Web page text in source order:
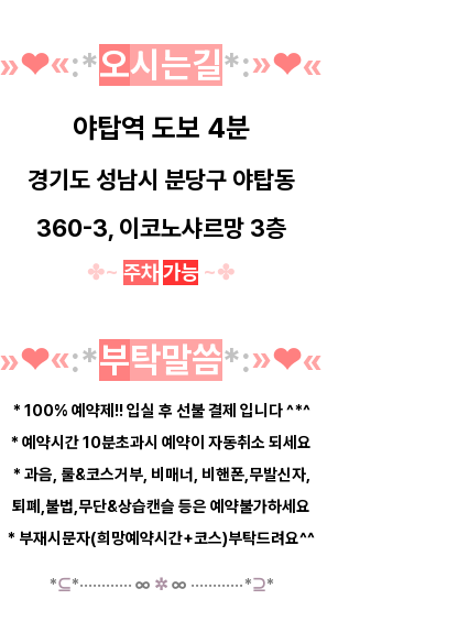
»❤︎«:*오시는길*:»❤︎«
야탑역 도보 4분
경기도 성남시 분당구 야탑동
360-3, 이코노샤르망 3층
✤~ 주차가능 ~✤
»❤︎«:*부탁말씀*:»❤︎«
* 100% 예약제!! 입실 후 선불 결제 입니다 ^*^
* 예약시간 10분초과시 예약이 자동취소 되세요
* 과음, 룰&코스거부, 비매너, 비핸폰,무발신자,
퇴폐,불법,무단&상습캔슬 등은 예약불가하세요
* 부재시문자(희망예약시간+코스)부탁드려요^^
*⊆*············ ∞ ✲ ∞ ············*⊇*